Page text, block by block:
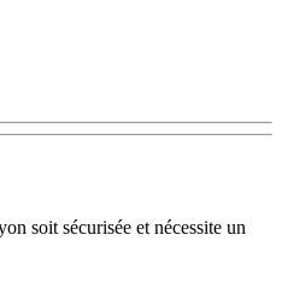
soit sécurisée et nécessite un